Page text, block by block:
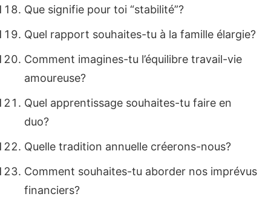
Que signifie pour toi “stabilité”?
Quel rapport souhaites-tu à la famille élargie?
Comment imagines-tu l’équilibre travail-vie
amoureuse?
Quel apprentissage souhaites-tu faire en
duo?
Quelle tradition annuelle créerons-nous?
Comment souhaites-tu aborder nos imprévus
financiers?